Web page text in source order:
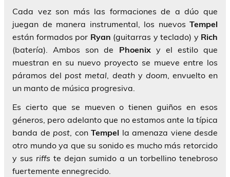
Cada vez son más las formaciones de a dúo que
juegan de manera instrumental, los nuevos Tempel
están formados por Ryan (guitarras y teclado) y Rich
(batería). Ambos son de Phoenix y el estilo que
muestran en su nuevo proyecto se mueve entre los
páramos del post metal, deathy doom, envuelto en
un manto de música progresiva.
Es cierto que se mueven o tienen guiños en esos
géneros, pero adelanto que no estamos ante la típica
banda de post, con Tempel la amenaza viene desde
otro mundo ya que su sonido es mucho más retorcido
y sus riffs te dejan sumido a un torbellino tenebroso
fuertemente ennegrecido.